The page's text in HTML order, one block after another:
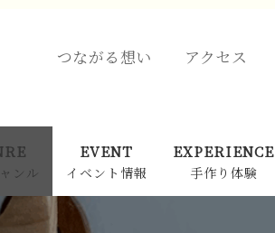
つながる想い アクセス
ンル
EVENT
イベント情報
EXPERIENCE
手作り体験